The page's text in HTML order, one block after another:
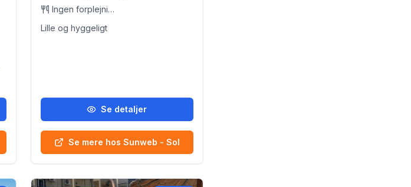
Ingen forplejning
Lille og hyggeligt
Se detaljer
Se mere hos Sunweb - Sol